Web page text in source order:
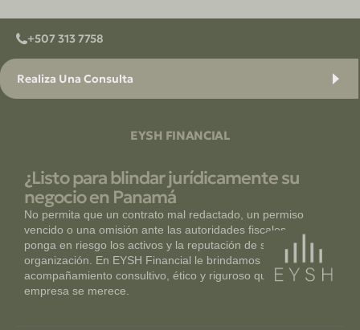
+507 313 7758
Realiza Una Consulta
EYSH FINANCIAL
¿Listo para blindar jurídicamente su
negocio en Panamá
No permita que un contrato mal redactado, un permiso
vencido o una omisión ante las autoridades fiscales
ponga en riesgo los activos y la reputación de su
organización. En EYSH Financial le brindamos el
acompañamiento consultivo, ético y riguroso que su
empresa se merece.